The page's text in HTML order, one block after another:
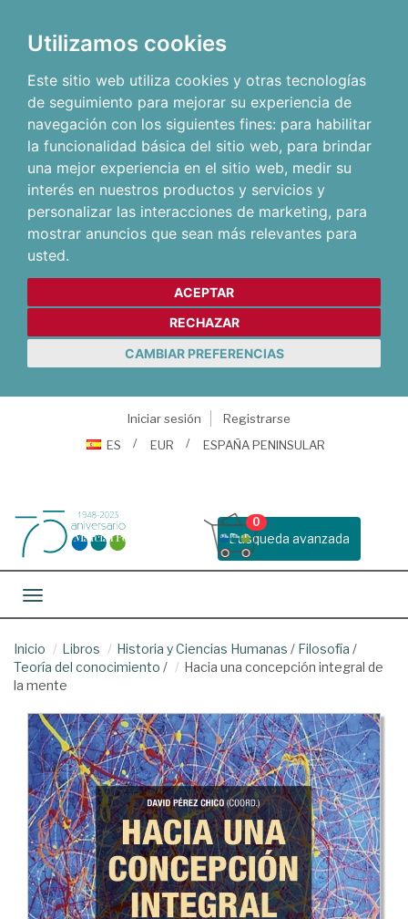
Utilizamos cookies
Este sitio web utiliza cookies y otras tecnologías
de seguimiento para mejorar su experiencia de
navegación con los siguientes fines: para habilitar
la funcionalidad básica del sitio web, para brindar
una mejor experiencia en el sitio web, medir su
interés en nuestros productos y servicios y
personalizar las interacciones de marketing, para
mostrar anuncios que sean más relevantes para
usted.
ACEPTAR
RECHAZAR
CAMBIAR PREFERENCIAS
Iniciar sesión
Registrarse
ES
EUR ESPAÑA PENINSULAR
Busqueda avanzada
0
Toggle navigation
Inicio Libros Historia y Ciencias Humanas / Filosofía /
Teoría del conocimiento /
Hacia una concepción integral de
la mente